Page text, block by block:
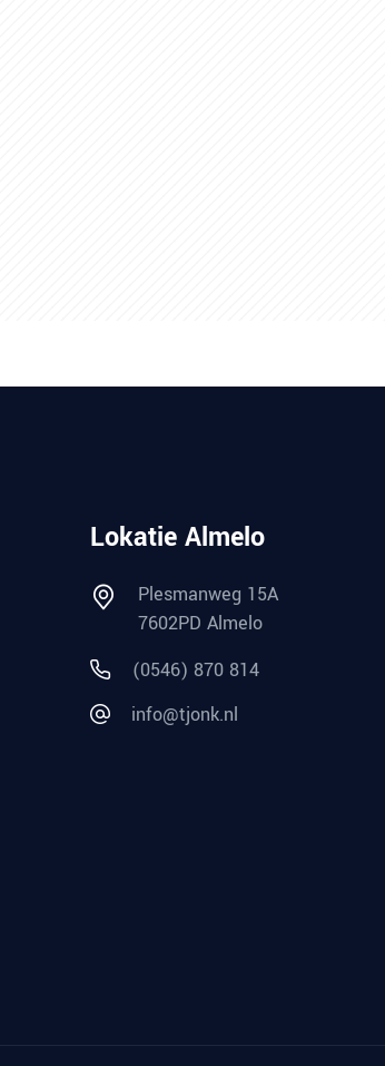
Lokatie Almelo
Plesmanweg 15A
7602PD Almelo
(0546) 870 814
info@tjonk.nl